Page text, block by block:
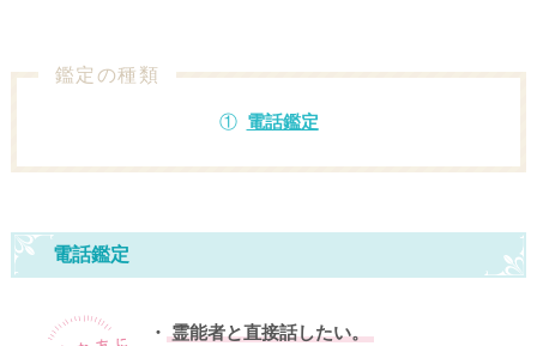
鑑定の種類
電話鑑定
電話鑑定
霊能者と直接話したい。